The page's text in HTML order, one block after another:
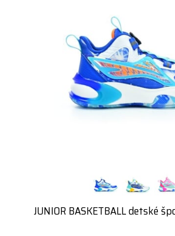
JUNIOR BASKETBALL detské